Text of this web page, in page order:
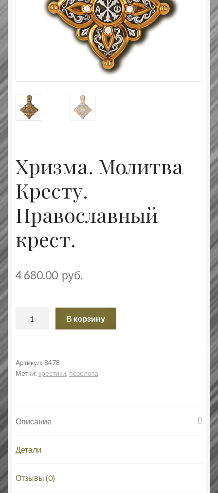
Типовой договор
Контактная информация
Православные подарки
Хризма. Молитва
Кресту.
Православный
крест.
4 680.00 руб.
Кресту.
Православный
В корзину
Артикул: 8478
Метки: крестики, позолота
Описание
Детали
Отзывы (0)